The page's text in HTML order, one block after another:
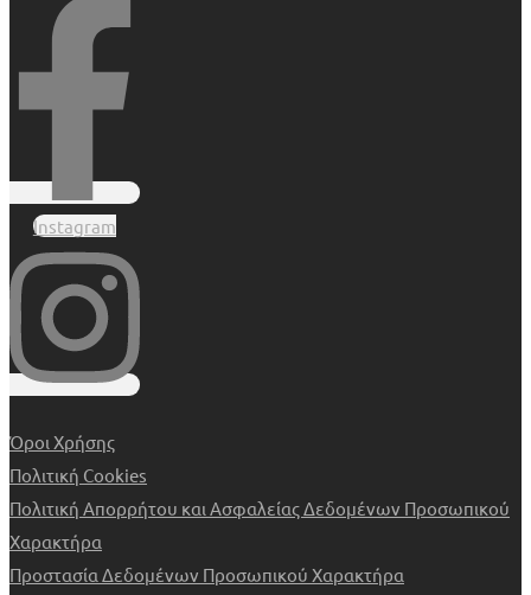
Instagram
Όροι Χρήσης
Πολιτική Cookies
Πολιτική Απορρήτου και Ασφαλείας Δεδομένων Προσωπικού
Χαρακτήρα
Προστασία Δεδομένων Προσωπικού Χαρακτήρα